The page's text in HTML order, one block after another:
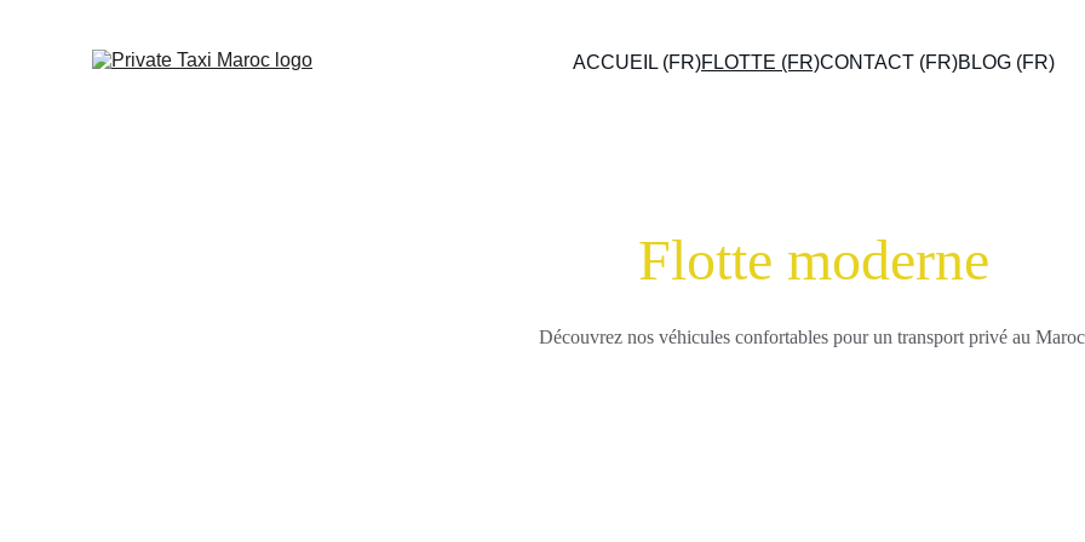
ACCUEIL (FR)FLOTTE (FR)CONTACT (FR)BLOG (FR)
Flotte moderne
Découvrez nos véhicules confortables pour un transport privé au